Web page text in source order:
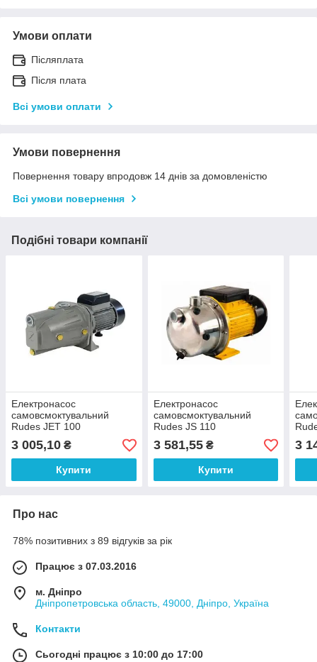
Умови оплати
Післяплата
Після плата
Всі умови оплати
Умови повернення
Повернення товару впродовж 14 днів за домовленістю
Всі умови повернення
Подібні товари компанії
Електронасос
самовсмоктувальний
Rudes JET 100
3 005,10 ₴
Купити
Електронасос
самовсмоктувальний
Rudes JS 110
3 581,55₴
Купити
3
Про нас
78% позитивних з 89 відгуків за рік
Працює з 07.03.2016
м. Дніпро
Дніпропетровська область, 49000, Дніпро, Україна
Контакти
Сьогодні працює з 10:00 до 17:00